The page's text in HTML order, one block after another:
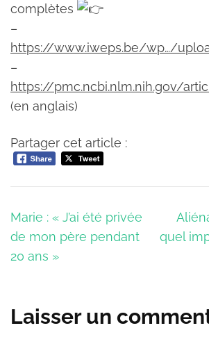
complètes
–
https://www.iweps.be/wp…/
–
https://pmc.ncbi.nlm.nih.gov/
(en anglais)
Partager cet article :
Navigation
de
l’article
Marie : « J’ai été privée
de mon père pendant
20 ans »
quel
Laisser un